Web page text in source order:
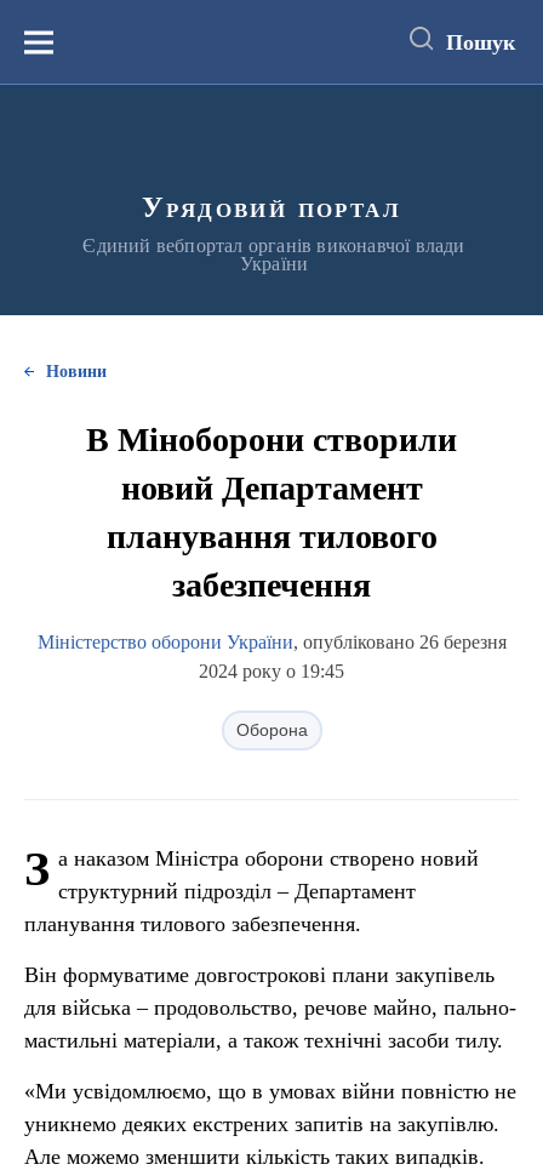
вмістуМеню Пошук
Урядовий портал
Єдиний вебпортал органів виконавчої влади
України
Новини
В Міноборони створили
новий Департамент
планування тилового
забезпечення
Міністерство оборони України, опубліковано 26 березня
2024 року о 19:45
Оборона
З а наказом Міністра оборони створено новий
структурний підрозділ – Департамент
планування тилового забезпечення.
Він формуватиме довгострокові плани закупівель
для війська – продовольство, речове майно, пально-
мастильні матеріали, а також технічні засоби тилу.
«Ми усвідомлюємо, що в умовах війни повністю не
уникнемо деяких екстрених запитів на закупівлю.
Але можемо зменшити кількість таких випадків.